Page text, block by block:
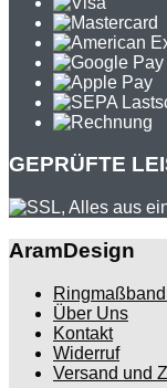
GEPRÜFTE
AramDesign
Über Uns
Kontakt
Widerruf
Versand und